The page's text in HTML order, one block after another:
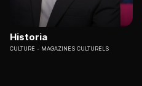
Historia
CULTURE MAGAZINES CULTURELS